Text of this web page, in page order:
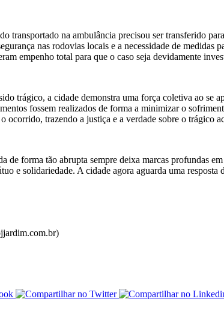
transportado na ambulância precisou ser transferido
nas rodovias locais e a necessidade de
empenho total para que o caso seja devidamente
trágico, a cidade demonstra uma força coletiva ao se
fossem realizados de forma a minimizar o
ocorrido, trazendo a justiça e a verdade sobre o trágico
de forma tão abrupta sempre deixa marcas profundas
e solidariedade. A cidade agora aguarda uma